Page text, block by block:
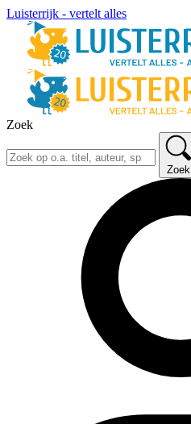
Luisterrijk - vertelt alles
Zoek
Zoek